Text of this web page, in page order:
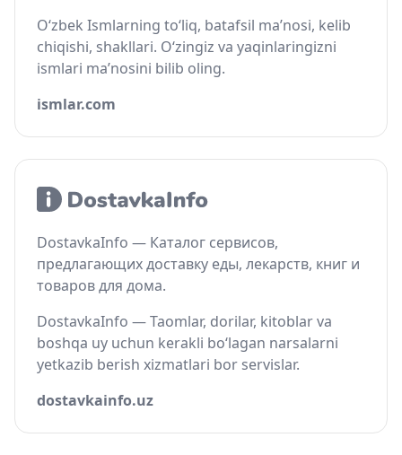
O‘zbek Ismlarning to‘liq, batafsil ma’nosi, kelib
chiqishi, shakllari. O‘zingiz va yaqinlaringizni
ismlari ma’nosini bilib oling.
ismlar.com
DostavkaInfo — Каталог сервисов,
предлагающих доставку еды, лекарств, книг и
товаров для дома.
DostavkaInfo — Taomlar, dorilar, kitoblar va
boshqa uy uchun kerakli bo‘lagan narsalarni
yetkazib berish xizmatlari bor servislar.
dostavkainfo.uz